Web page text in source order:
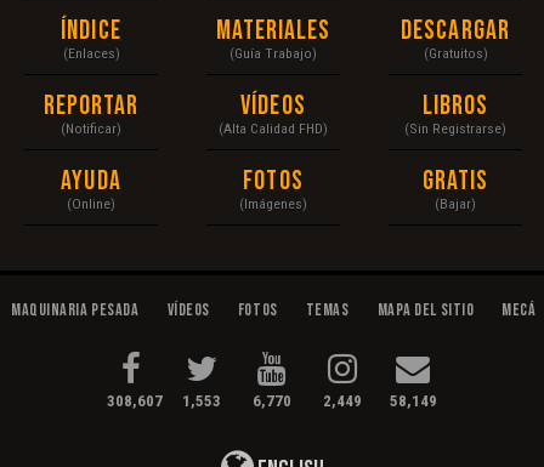
Índice
(Enlaces)
Reportar
(Notificar)
Ayuda
(Online)
Materiales
(Guía Trabajo)
Vídeos
(Alta Calidad FHD)
Fotos
(Imágenes)
Descargar
(Gratuitos)
Libros
(Sin Registrarse)
Gratis
(Bajar)
Maquinaria Pesada Vídeos Fotos Temas Mapa del Sitio
308,607 1,553 6,770 2,449 58,149